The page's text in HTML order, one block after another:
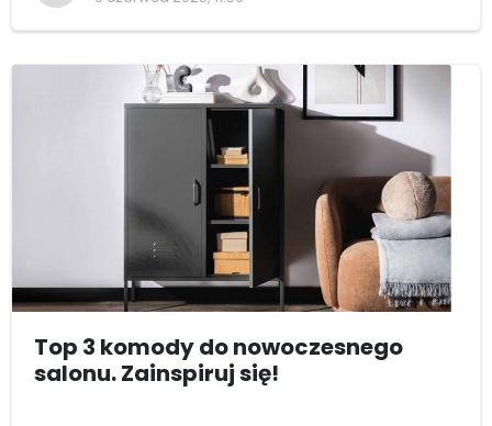
Top 3 komody do nowoczesnego
salonu. Zainspiruj się!